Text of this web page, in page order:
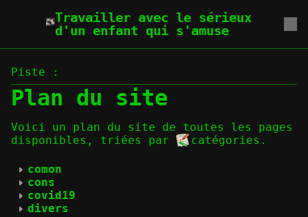
Travailler avec le sérieux
d'un enfant qui s'amuse
Piste :
Plan du site
Voici un plan du site de toutes les pages
disponibles, triées par
catégories .
comon
cons
covid19
divers